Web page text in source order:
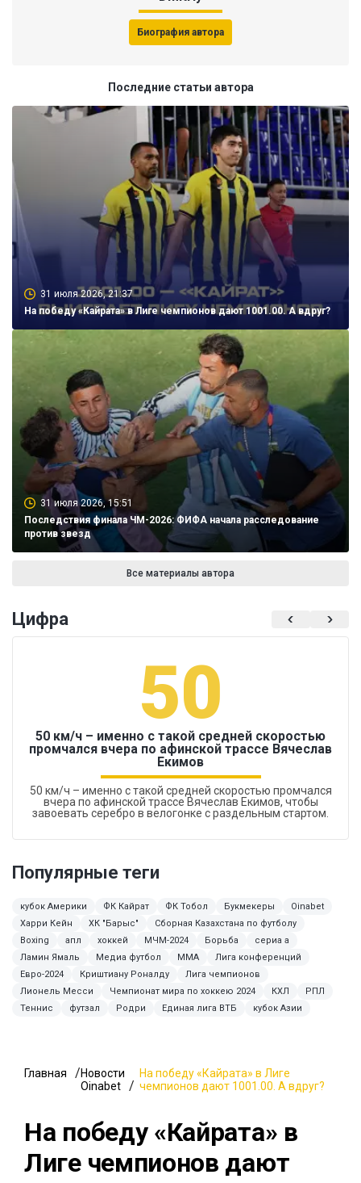
Биография автора
Последние статьи автора
31 июля 2026, 21:37
На победу «Кайрата» в Лиге чемпионов дают 1001.00. А вдруг?
31 июля 2026, 15:51
Последствия финала ЧМ-2026: ФИФА начала расследование
против звезд
Все материалы автора
Цифра
50
50 км/ч – именно с такой средней скоростью
промчался вчера по афинской трассе Вячеслав
Екимов
50 км/ч – именно с такой средней скоростью промчался
вчера по афинской трассе Вячеслав Екимов, чтобы
завоевать серебро в велогонке с раздельным стартом.
Популярные теги
кубок Америки ФК Кайрат ФК Тобол Букмекеры
Oinabet
Харри Кейн
ХК "Барыс"
Сборная Казахстана по футболу
Boxing
апл хоккей МЧМ-2024 Борьба
сериа а
Ламин Ямаль
Медиа футбол MMA
Лига конференций
Евро-2024
Криштиану Роналду
Лига чемпионов
Лионель Месси
Чемпионат мира по хоккею 2024 КХЛ
РПЛ
Теннис
футзал Родри Единая лига ВТБ кубок Азии
Главная
Новости
Oinabet
На победу «Кайрата» в Лиге
чемпионов дают 1001.00. А вдруг?
На победу «Кайрата» в
Лиге чемпионов дают